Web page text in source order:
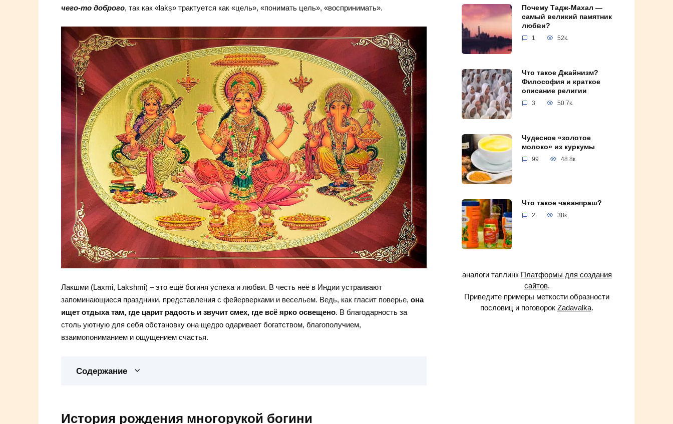
чего-то доброго, так как «lakṣ» трактуется как «цель», «понимать цель», «воспринимать».
Лакшми (Laxmi, Lakshmi) – это ещё богиня успеха и любви. В честь неё в Индии устраивают
запоминающиеся праздники, представления с фейерверками и весельем. Ведь, как гласит поверье, она
ищет отдыха там, где царит радость и звучит смех, где всё ярко освещено. В благодарность за
столь уютную для себя обстановку она щедро одаривает богатством, благополучием,
взаимопониманием и ощущением счастья.
Содержание
История рождения многорукой богини
Почему Тадж-Махал —
самый великий памятник
любви?
1 52к.
Что такое Джайнизм?
Философия и краткое
описание религии
3 50.7к.
Чудесное «золотое
молоко» из куркумы
99 48.8к.
Что такое чаванпраш?
2 38к.
аналоги таплинк Платформы для создания
сайтов.
Приведите примеры меткости образности
пословиц и поговорок Zadavalka.